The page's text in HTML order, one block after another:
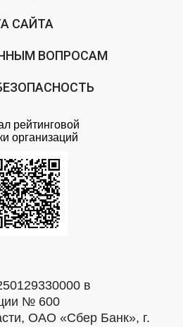
САЙТА
ВОПРОСАМ
рейтинговой
организаций
в
№ 600
ОАО «Сбер Банк», г.